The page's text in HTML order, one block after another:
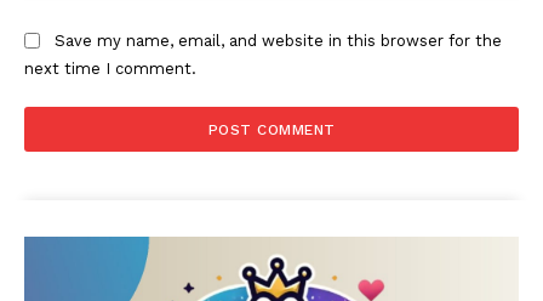
Save my name, email, and website in this browser for the
next time I comment.